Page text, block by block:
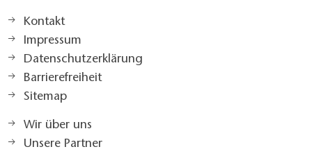
Kontakt
Impressum
Datenschutzerklärung
Barrierefreiheit
Sitemap
Wir über uns
Unsere Partner